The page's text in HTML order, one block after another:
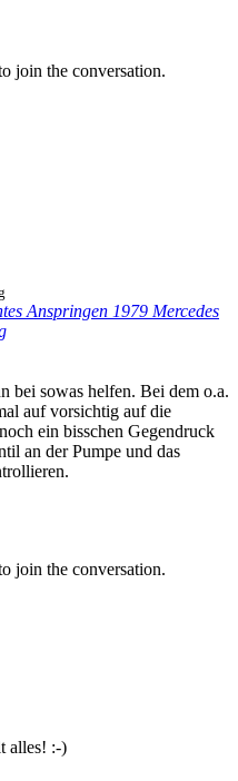
join the conversation.
Anspringen 1979 Mercedes
bei sowas helfen. Bei dem o.a.
auf vorsichtig auf die
ein bisschen Gegendruck
an der Pumpe und das
join the conversation.
alles! :-)